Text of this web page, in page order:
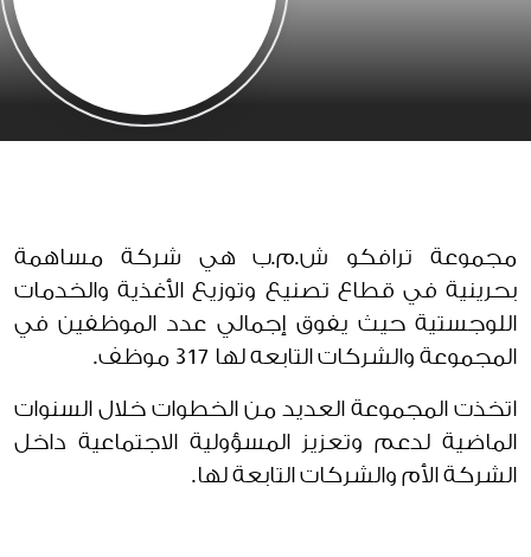
مجموعة ترافكو ش.م.ب هي شركة مساهمة
بحرينية في قطاع تصنيع وتوزيع الأغذية والخدمات
اللوجستية حيث يفوق إجمالي عدد الموظفين في
المجموعة والشركات التابعه لها 317 موظف.
اتخذت المجموعة العديد من الخطوات خلال السنوات
الماضية لدعم وتعزيز المسؤولية الاجتماعية داخل
الشركة الأم والشركات التابعة لها.